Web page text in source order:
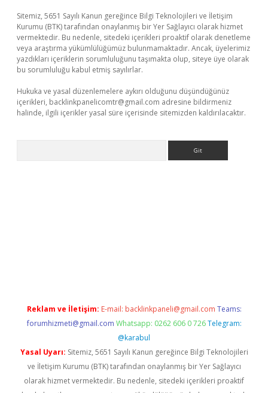
Sitemiz, 5651 Sayılı Kanun gereğince Bilgi Teknolojileri ve İletişim
Kurumu (BTK) tarafından onaylanmış bir Yer Sağlayıcı olarak hizmet
vermektedir. Bu nedenle, sitedeki içerikleri proaktif olarak denetleme
veya araştırma yükümlülüğümüz bulunmamaktadır. Ancak, üyelerimiz
yazdıkları içeriklerin sorumluluğunu taşımakta olup, siteye üye olarak
bu sorumluluğu kabul etmiş sayılırlar.
Hukuka ve yasal düzenlemelere aykırı olduğunu düşündüğünüz
içerikleri, backlinkpanelicomtr@gmail.com adresine bildirmeniz
halinde, ilgili içerikler yasal süre içerisinde sitemizden kaldırılacaktır.
Reklam ve İletişim: E-mail: backlinkpaneli@gmail.com Teams:
forumhizmeti@gmail.com Whatsapp: 0262 606 0 726 Telegram:
@karabul
Yasal Uyarı: Sitemiz, 5651 Sayılı Kanun gereğince Bilgi Teknolojileri
ve İletişim Kurumu (BTK) tarafından onaylanmış bir Yer Sağlayıcı
olarak hizmet vermektedir. Bu nedenle, sitedeki içerikleri proaktif